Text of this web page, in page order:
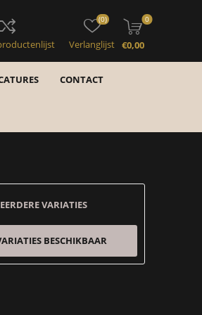
Verlanglijst
(0) 0
€0,00
CONTACT
VARIATIES
BESCHIKBAAR